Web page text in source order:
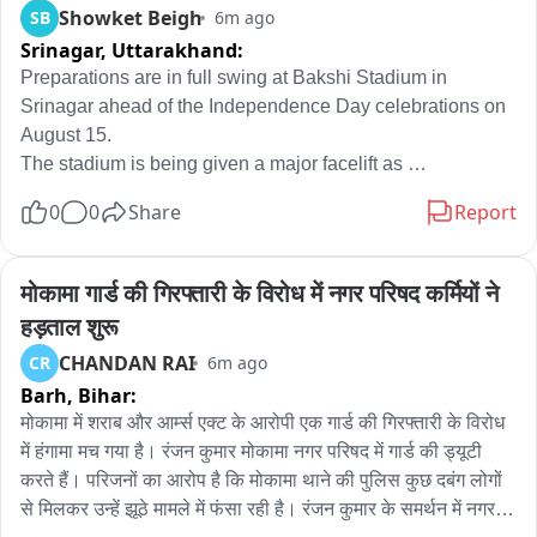
SB Showket Beigh 6m ago
Srinagar, Uttarakhand:
Preparations are in full swing at Bakshi Stadium in
Srinagar ahead of the Independence Day celebrations on
August 15.
The stadium is being given a major facelift as
programme, including flag hoisting, the parade, cultural
The venue and its surrounding areas are being decorated
with Tricolour flags and Independence Day-themed
decorations, giving Bakshi Stadium a festive national-
colour look.
Security arrangements have also been significantly
strengthened around the stadium. J&K Police, CRPF, BSF
and SOG personnel are being deployed as part of the
security arrangements, with security vans and surveillance
teams positioned at key locations.
0 0 Share Report
मोकामा गार्ड की गिरफ्तारी के विरोध में नगर परिषद कर्मियों ने
हड़ताल शुरू
CR CHANDAN RAI 6m ago
Barh, Bihar:
मोकामा में शराब और आर्म्स एक्ट के आरोपी एक गार्ड की गिरफ्तारी के विरोध
में हंगामा मच गया है। रंजन कुमार मोकामा नगर परिषद में गार्ड की ड्यूटी
करते हैं। परिजनों का आरोप है कि मोकामा थाने की पुलिस कुछ दबंग लोगों
से मिलकर उन्हें झूठे मामले में फंसा रही है। रंजन कुमार के समर्थन में नगर